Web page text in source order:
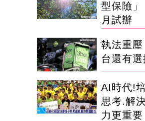
型保險
月試辦
執法重
台還有選
AI時代!
思考.解
力更重要